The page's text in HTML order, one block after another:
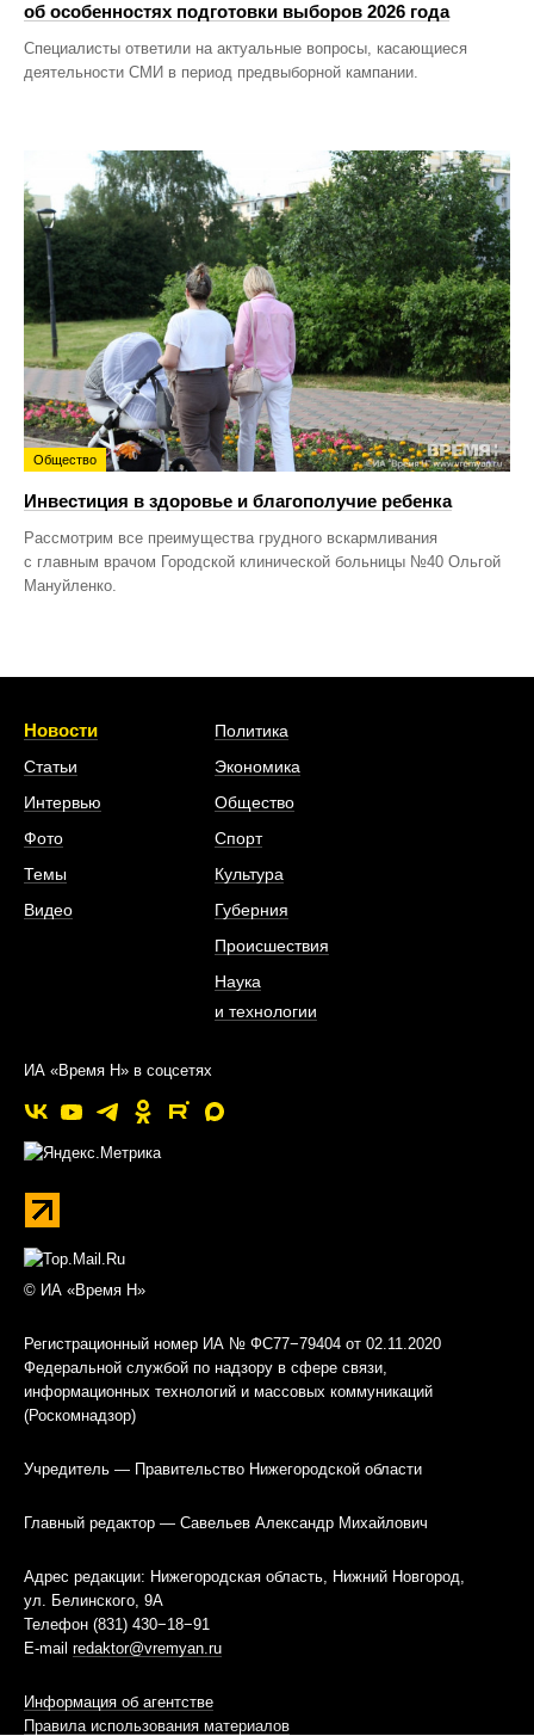
об особенностях подготовки выборов 2026 года
Специалисты ответили на актуальные вопросы, касающиеся
деятельности СМИ в период предвыборной кампании.
Общество
Инвестиция в здоровье и благополучие ребенка
Рассмотрим все преимущества грудного вскармливания
с главным врачом Городской клинической больницы №40 Ольгой
Мануйленко.
Новости
Статьи
Интервью
Фото
Темы
Видео
Политика
Экономика
Общество
Спорт
Культура
Губерния
Происшествия
Наука
и технологии
ИА «Время Н» в соцсетях
© ИА «Время Н»
Регистрационный номер ИА № ФС77−79404 от 02.11.2020
Федеральной службой по надзору в сфере связи,
информационных технологий и массовых коммуникаций
(Роскомнадзор)
Учредитель — Правительство Нижегородской области
Главный редактор — Савельев Александр Михайлович
Адрес редакции: Нижегородская область, Нижний Новгород,
ул. Белинского, 9А
Телефон (831) 430−18−91
E-mail redaktor@vremyan.ru
Информация об агентстве
Правила использования материалов